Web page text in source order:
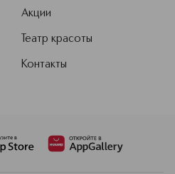
Акции
Театр красоты
Контакты